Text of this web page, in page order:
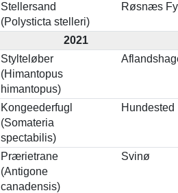
Stellersand
(Polysticta stelleri)
Røsnæs
2021
Stylteløber
(Himantopus
himantopus)
Kongeederfugl
(Somateria
spectabilis)
Hundested
Prærietrane
(Antigone
canadensis)
Svinø